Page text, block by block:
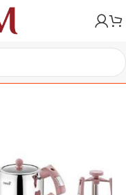
Setleri